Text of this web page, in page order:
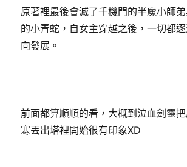
原著裡最後會滅了千機門的半魔小師
的小青蛇，自女主穿越之後，一切都
向發展。
前面都算順順的看，大概到泣血劍靈
寒丟出塔裡開始很有印象XD